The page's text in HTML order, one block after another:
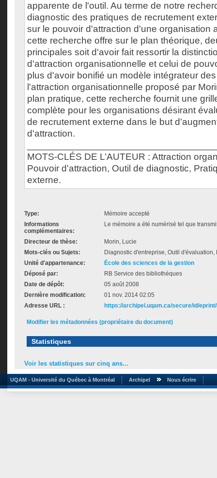
apparente de l'outil. Au terme de notre
diagnostic des pratiques de recrutement
sur le pouvoir d'attraction d'une organisation
cette recherche offre sur le plan théorique,
principales soit d'avoir fait ressortir la
d'attraction organisationnelle et celui de
plus d'avoir bonifié un modèle intégrateur
l'attraction organisationnelle proposé par
plan pratique, cette recherche fournit une
complète pour les organisations désirant
de recrutement externe dans le but
d'attraction.
MOTS-CLÉS DE L’AUTEUR : Attraction
Pouvoir d'attraction, Outil de diagnostic,
externe.
Type:
Mémoire accepté
Informations
complémentaires:
Le mémoire a été numérisé tel que
Directeur de thèse:
Morin, Lucie
Mots-clés ou Sujets:
Diagnostic d'entreprise, Outil d'évaluation,
Unité d'appartenance:
École des sciences de la gestion
Déposé par:
RB Service des bibliothèques
Date de dépôt:
05 août 2008
Dernière modification:
01 nov. 2014 02:05
Adresse URL :
https://archipel.uqam.ca/secure/id/
Modifier les métadonnées (propriétaire du document)
Statistiques
Voir les statistiques sur cinq ans...
UQAM - Université du Québec à Montréal Archipel Nous écrire